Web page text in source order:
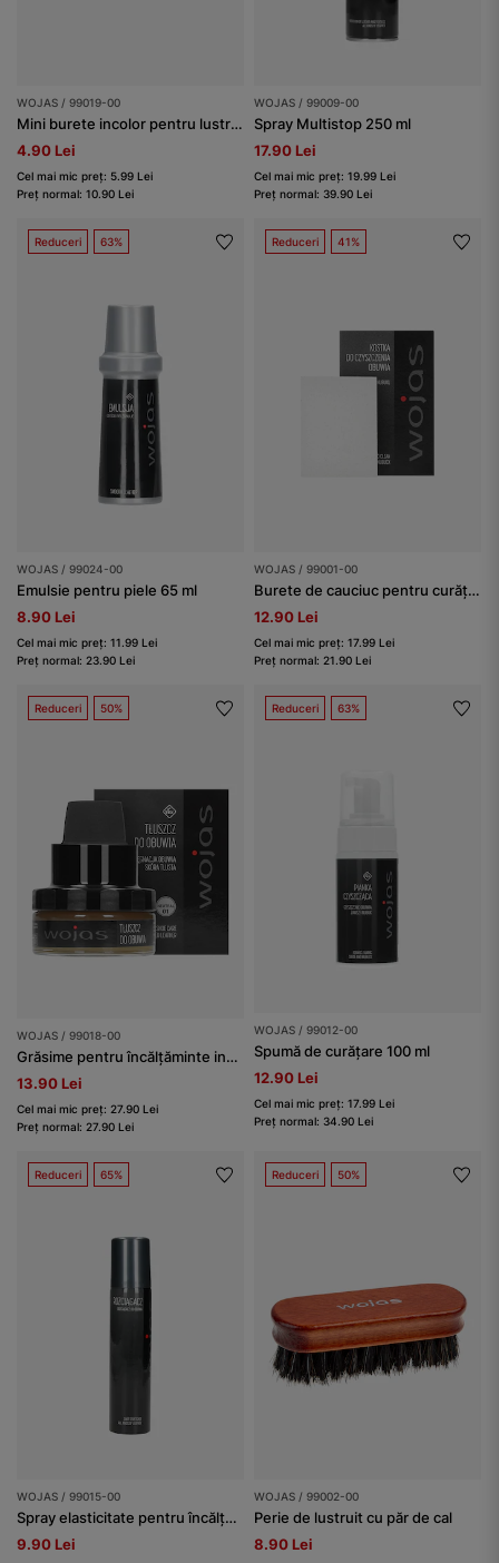
WOJAS / 99019-00
Mini burete incolor pentru lustruirea încălțămintei
4.90 Lei
Cel mai mic preț: 5.99 Lei
Preț normal: 10.90 Lei
WOJAS / 99009-00
Spray Multistop 250 ml
17.90 Lei
Cel mai mic preț: 19.99 Lei
Preț normal: 39.90 Lei
Reduceri 63%
WOJAS / 99024-00
Emulsie pentru piele 65 ml
8.90 Lei
Cel mai mic preț: 11.99 Lei
Preț normal: 23.90 Lei
Reduceri 41%
WOJAS / 99001-00
Burete de cauciuc pentru curățare încălțăminte
12.90 Lei
Cel mai mic preț: 17.99 Lei
Preț normal: 21.90 Lei
Reduceri 50%
WOJAS / 99018-00
Grăsime pentru încălțăminte incolor 50 ml
13.90 Lei
Cel mai mic preț: 27.90 Lei
Preț normal: 27.90 Lei
Reduceri 63%
WOJAS / 99012-00
Spumă de curățare 100 ml
12.90 Lei
Cel mai mic preț: 17.99 Lei
Preț normal: 34.90 Lei
Reduceri 65%
WOJAS / 99015-00
Spray elasticitate pentru încălțăminte 75 ml
9.90 Lei
Reduceri 50%
WOJAS / 99002-00
Perie de lustruit cu păr de cal
8.90 Lei